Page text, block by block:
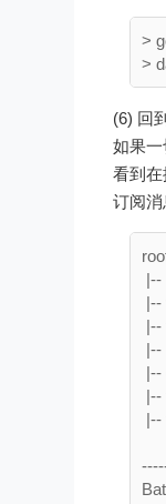
>
(6) 回
如果
看到
订阅消
|--
|--
|--
|--
|--
|--
|--